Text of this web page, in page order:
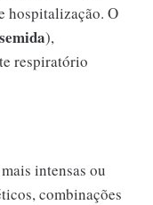
hospitalização. O
),
respiratório
intensas ou
combinações